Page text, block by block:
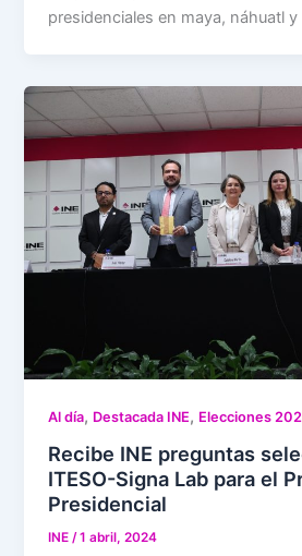
presidenciales en maya, náhuatl
Al día, Destacada INE, Elecciones
Recibe INE preguntas
ITESO-Signa Lab para el
Presidencial
INE/1 abril, 2024